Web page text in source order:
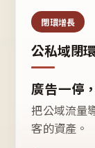
閉環增長
公私域閉
廣告一停
把公域流量
客的資產。